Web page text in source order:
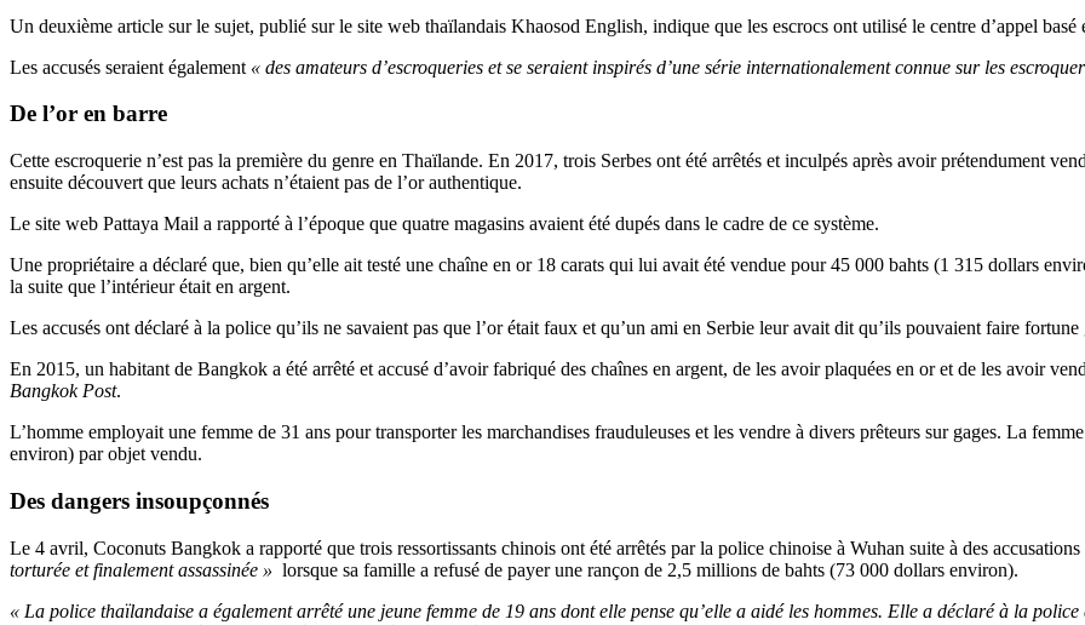
Un deuxième article sur le sujet, publié sur le site web thaïlandais Khaosod English, indique que les escrocs ont utilisé le centre d’appel
Les accusés seraient également « des amateurs d’escroqueries et se seraient inspirés d’une série internationalement connue sur les
De l’or en barre
Cette escroquerie n’est pas la première du genre en Thaïlande. En 2017, trois Serbes ont été arrêtés et inculpés après avoir prétendument
ensuite découvert que leurs achats n’étaient pas de l’or authentique.
Le site web Pattaya Mail a rapporté à l’époque que quatre magasins avaient été dupés dans le cadre de ce système.
Une propriétaire a déclaré que, bien qu’elle ait testé une chaîne en or 18 carats qui lui avait été vendue pour 45 000 bahts (1 315 dollars
la suite que l’intérieur était en argent.
Les accusés ont déclaré à la police qu’ils ne savaient pas que l’or était faux et qu’un ami en Serbie leur avait dit qu’ils pouvaient faire
En 2015, un habitant de Bangkok a été arrêté et accusé d’avoir fabriqué des chaînes en argent, de les avoir plaquées en or et de les avoir
Bangkok Post.
L’homme employait une femme de 31 ans pour transporter les marchandises frauduleuses et les vendre à divers prêteurs sur gages. La
environ) par objet vendu.
Des dangers insoupçonnés
Le 4 avril, Coconuts Bangkok a rapporté que trois ressortissants chinois ont été arrêtés par la police chinoise à Wuhan suite à des
torturée et finalement assassinée » lorsque sa famille a refusé de payer une rançon de 2,5 millions de bahts (73 000 dollars environ).
« La police thaïlandaise a également arrêté une jeune femme de 19 ans dont elle pense qu’elle a aidé les hommes. Elle a déclaré à la